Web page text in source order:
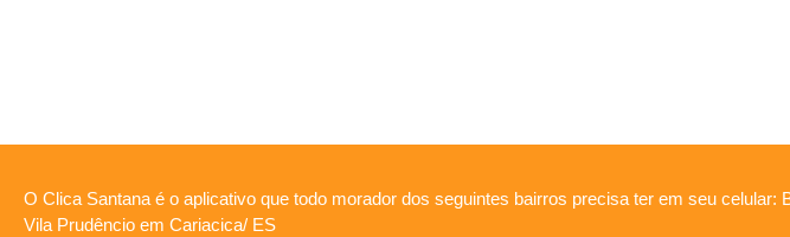
O Clica Santana é o aplicativo que todo morador dos seguintes bairros precisa ter em seu
Vila Prudêncio em Cariacica/ ES